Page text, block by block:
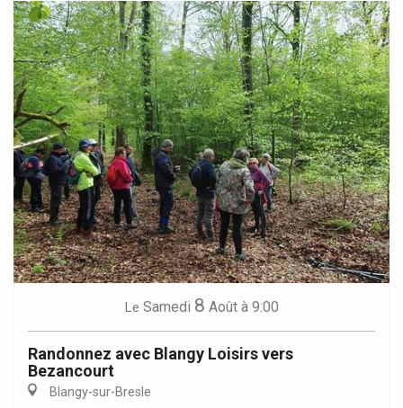
Le Samedi 8 Août à 9:00
Randonnez avec Blangy Loisirs vers
Bezancourt
Blangy-sur-Bresle